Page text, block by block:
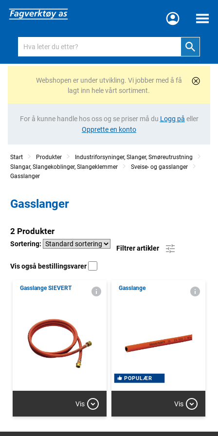
Meny
Webshopen er under utvikling. Vi jobber med å få
lagt inn hele vårt sortiment.
For å kunne handle hos oss og se priser må du Logg på eller
Opprette en konto
Start Produkter
Industriforsyninger, Slanger, Smøreutrustning
Slangar, Slangekoblinger, Slangeklemmer
Sveise- og gasslanger
Gasslanger
Gasslanger
2 Produkter
Sortering:
Filtrer artikler
Vis også bestillingsvarer
Gasslange SIEVERT
Vis
Gasslange
POPULÆR
Vis